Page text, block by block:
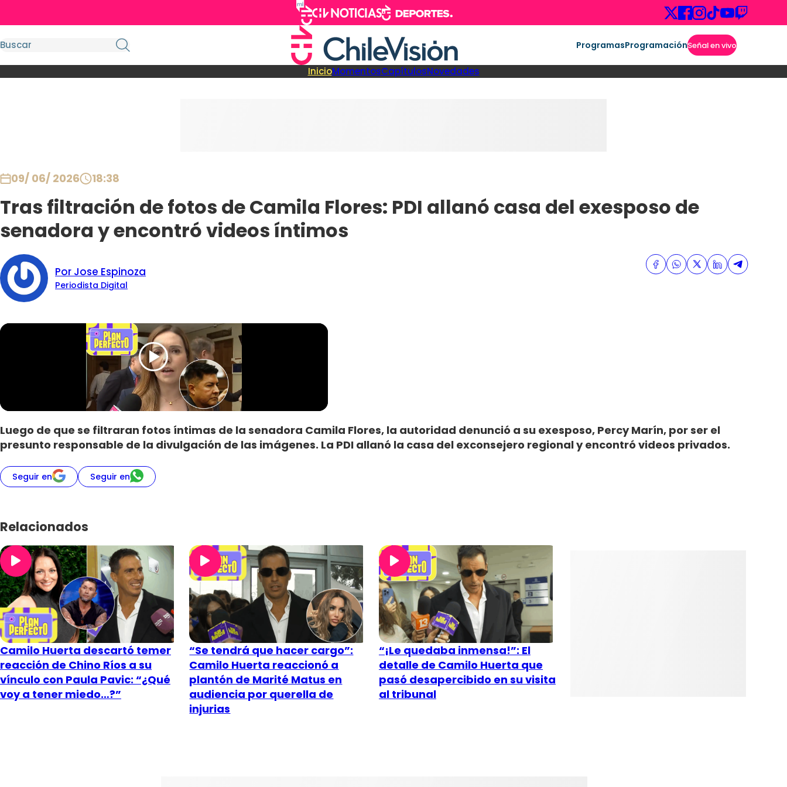
ProgramasProgramaciónSeñal en vivo
InicioMomentosCapítulosNovedades
09/ 06/ 2026 18:38
Tras filtración de fotos de Camila Flores: PDI allanó casa del exesposo de
senadora y encontró videos íntimos
Por Jose Espinoza
Periodista Digital
Luego de que se filtraran fotos íntimas de la senadora Camila Flores, la autoridad denunció a su exesposo, Percy Marín, por ser el
presunto responsable de la divulgación de las imágenes. La PDI allanó la casa del exconsejero regional y encontró videos privados.
Seguir en Seguir en
Relacionados
Camilo Huerta descartó temer
reacción de Chino Ríos a su
vínculo con Paula Pavic: “¿Qué
voy a tener miedo…?”
“Se tendrá que hacer cargo”:
Camilo Huerta reaccionó a
plantón de Marité Matus en
audiencia por querella de
injurias
“¡Le quedaba inmensa!”: El
detalle de Camilo Huerta que
pasó desapercibido en su visita
al tribunal